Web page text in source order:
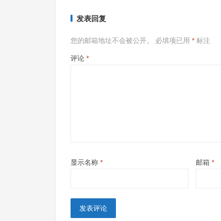
发表回复
您的邮箱地址不会被公开。 必填项已用 * 标注
评论 *
显示名称 * 邮箱 *